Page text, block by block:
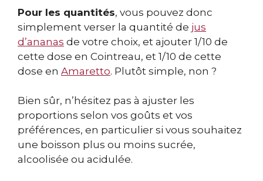
Pour les quantités, vous pouvez donc
simplement verser la quantité de jus
d’ananas de votre choix, et ajouter 1/10 de
cette dose en Cointreau, et 1/10 de cette
dose en Amaretto. Plutôt simple, non ?
Bien sûr, n’hésitez pas à ajuster les
proportions selon vos goûts et vos
préférences, en particulier si vous souhaitez
une boisson plus ou moins sucrée,
alcoolisée ou acidulée.